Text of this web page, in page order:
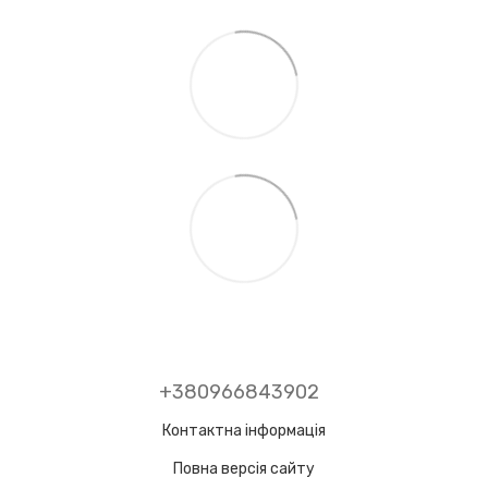
+380966843902
Контактна інформація
Повна версія сайту